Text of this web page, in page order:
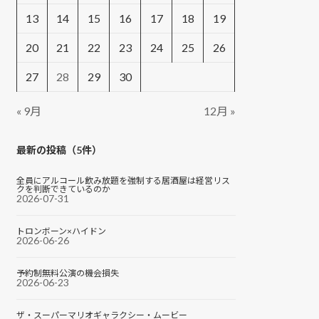
13 14 15 16 17 18 19
20 21 22 23 24 25 26
27 28 29 30
« 9月 12月 »
最新の投稿（5件）
全員にアルコール飲み放題を強制する居酒屋は経営リス
クを判断できているのか
2026-07-31
トロンボーン×ハイドン
2026-06-26
予約制無料公演の機会損失
2026-06-23
ザ・スーパーマリオギャラクシー・ムービー